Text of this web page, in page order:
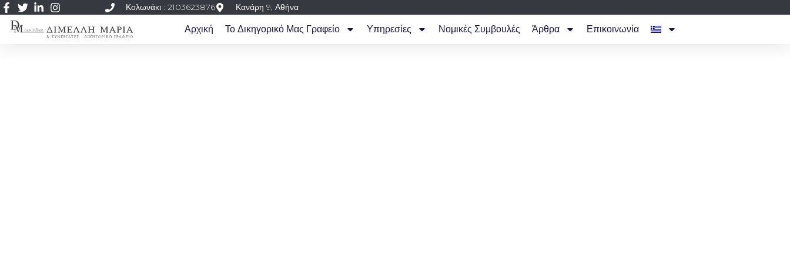
Κολωνάκι : 2103623876 Κανάρη 9, Αθήνα
Αρχική Το Δικηγορικό Μας Γραφείο Υπηρεσίες Νομικές Συμβουλές Άρθρα Επικοινωνία